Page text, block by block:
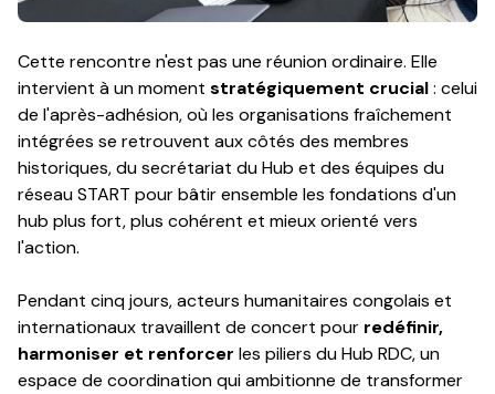
Cette rencontre n'est pas une réunion ordinaire. Elle
intervient à un moment stratégiquement crucial: celui
de l'après-adhésion, où les organisations fraîchement
intégrées se retrouvent aux côtés des membres
historiques, du secrétariat du Hub et des équipes du
réseau START pour bâtir ensemble les fondations d'un
hub plus fort, plus cohérent et mieux orienté vers
l'action.
Pendant cinq jours, acteurs humanitaires congolais et
internationaux travaillent de concert pour redéfinir,
harmoniser et renforcer les piliers du Hub RDC, un
espace de coordination qui ambitionne de transformer